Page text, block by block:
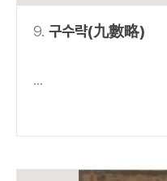
9. 구수략(九數略)
...